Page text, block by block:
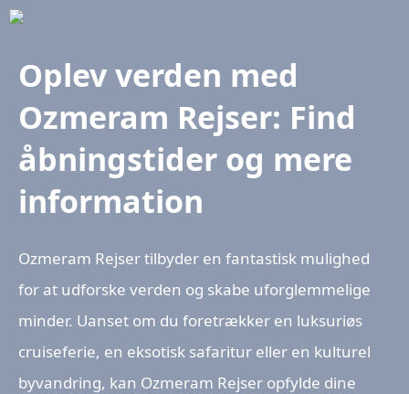
Oplev verden med
Ozmeram Rejser: Find
åbningstider og mere
information
Ozmeram Rejser tilbyder en fantastisk mulighed
for at udforske verden og skabe uforglemmelige
minder. Uanset om du foretrækker en luksuriøs
cruiseferie, en eksotisk safaritur eller en kulturel
byvandring, kan Ozmeram Rejser opfylde dine